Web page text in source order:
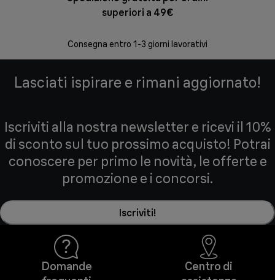
superiori a 49€
Consegna entro 1-3 giorni lavorativi
Lasciati ispirare e rimani aggiornato!
Iscriviti alla nostra newsletter e ricevi il 10%
di sconto sul tuo prossimo acquisto! Potrai
conoscere per primo le novità, le offerte e
promozione e i concorsi.
Iscriviti!
Domande
Centro di